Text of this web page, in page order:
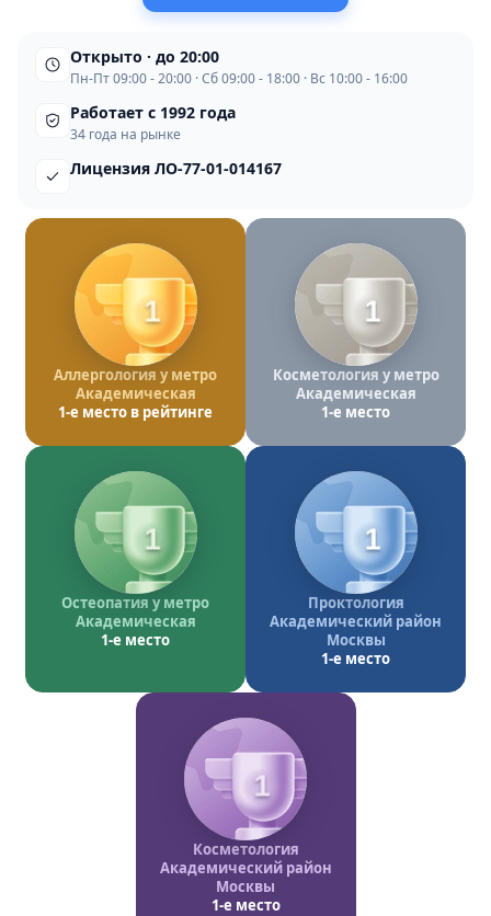
Открыто · до 20:00
Пн-Пт 09:00 - 20:00 · Сб 09:00 - 18:00 · Вс 10:00 - 16:00
Работает с 1992 года
34 года на рынке
Лицензия ЛО-77-01-014167
1
Аллергология у метро
Академическая
1-е место в рейтинге
1
Косметология у метро
Академическая
1-е место
1
Остеопатия у метро
Академическая
1-е место
1
Проктология
Академический район
Москвы
1-е место
1
Косметология
Академический район
Москвы
1-е место